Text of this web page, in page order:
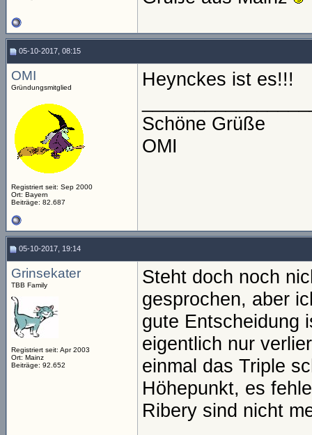
05-10-2017, 08:15
OMI
Gründungsmitglied
Registriert seit: Sep 2000
Ort: Bayern
Beiträge: 82.687
Heynckes ist es!!!
Schöne Grüße
OMI
05-10-2017, 19:14
Grinsekater
TBB Family
Registriert seit: Apr 2003
Ort: Mainz
Beiträge: 92.652
Steht doch noch
gesprochen, aber
gute Entscheidung
eigentlich nur
einmal das Triple
Höhepunkt, es
Ribery sind nicht